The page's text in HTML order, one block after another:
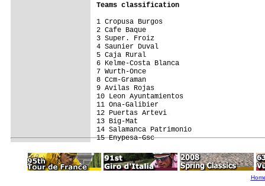
Teams classification
1 Cropusa Burgos
2 Cafe Baque
3 Super. Froiz
4 Saunier Duval
5 Caja Rural
6 Kelme-Costa Blanca
7 Wurth-Once
8 Ccm-Graman
9 Avilas Rojas
10 Leon Ayuntamientos
11 Ona-Galibier
12 Puertas Artevi
13 Big-Mat
14 Salamanca Patrimonio